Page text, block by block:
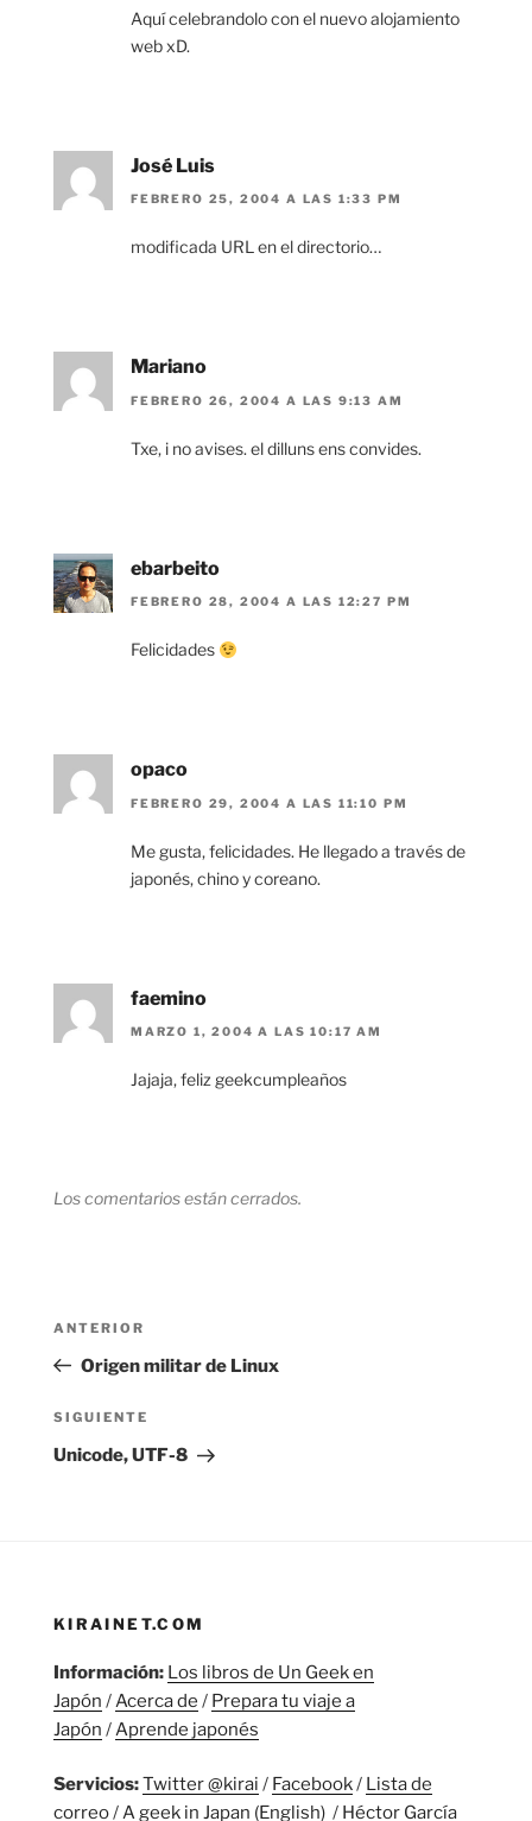
Aquí celebrandolo con el nuevo alojamiento
web xD.
José Luis
FEBRERO 25, 2004 A LAS 1:33 PM
modificada URL en el directorio…
Mariano
FEBRERO 26, 2004 A LAS 9:13 AM
Txe, i no avises. el dilluns ens convides.
ebarbeito
FEBRERO 28, 2004 A LAS 12:27 PM
Felicidades
opaco
FEBRERO 29, 2004 A LAS 11:10 PM
Me gusta, felicidades. He llegado a través de
japonés, chino y coreano.
faemino
MARZO 1, 2004 A LAS 10:17 AM
Jajaja, feliz geekcumpleaños
Los comentarios están cerrados.
entradas
Entrada
anterior:
ANTERIOR
Origen militar de Linux
Siguiente
entrada
SIGUIENTE
Unicode, UTF-8
KIRAINET.COM
Información: Los libros de Un Geek en
Japón / Acerca de / Prepara tu viaje a
Japón / Aprende japonés
Servicios:Twitter @kirai / Facebook/ Lista de
correo/A geek in Japan (English) / Héctor García